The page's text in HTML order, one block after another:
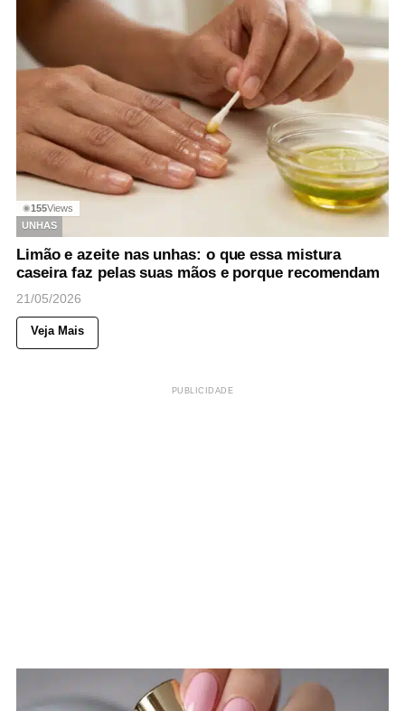
◉155Views
UNHAS
Limão e azeite nas unhas: o que essa mistura
caseira faz pelas suas mãos e porque recomendam
21/05/2026
Veja Mais
PUBLICIDADE